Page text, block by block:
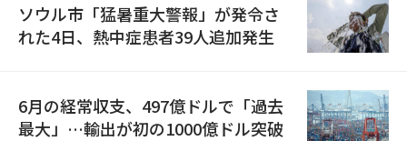
ソウル市「猛暑重大警報」が発令さ
れた4日、熱中症患者39人追加発生
6月の経常収支、497億ドルで「過去
最大」…輸出が初の1000億ドル突破